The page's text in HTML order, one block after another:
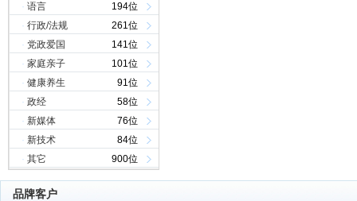
· 语言
194位
· 行政/法规
261位
· 党政爱国
141位
· 家庭亲子
101位
· 健康养生
91位
· 政经
58位
· 新媒体
76位
· 新技术
84位
· 其它 900位
品牌客户